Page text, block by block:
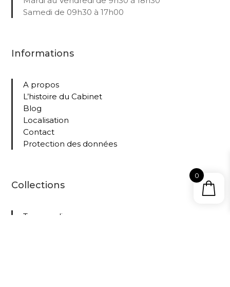
Samedi de 09h30 à 17h00
Informations
A propos
L’histoire du Cabinet
Blog
Localisation
Contact
Protection des données
Collections
Tous nos livres
0